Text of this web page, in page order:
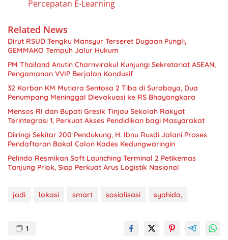
Percepatan E-Learning
Related News
Dirut RSUD Tengku Mansyur Terseret Dugaan Pungli,
GEMMAKO Tempuh Jalur Hukum
PM Thailand Anutin Charnvirakul Kunjungi Sekretariat ASEAN,
Pengamanan VVIP Berjalan Kondusif
32 Korban KM Mutiara Sentosa 2 Tiba di Surabaya, Dua
Penumpang Meninggal Dievakuasi ke RS Bhayangkara
Mensos RI dan Bupati Gresik Tinjau Sekolah Rakyat
Terintegrasi 1, Perkuat Akses Pendidikan bagi Masyarakat
Diiringi Sekitar 200 Pendukung, H. Ibnu Rusdi Jalani Proses
Pendaftaran Bakal Calon Kades Kedungwaringin
Pelindo Resmikan Soft Launching Terminal 2 Petikemas
Tanjung Priok, Siap Perkuat Arus Logistik Nasional
jadi lokasi smart sosialisasi syahida,
1